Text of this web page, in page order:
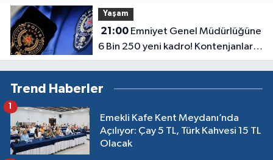
Yaşam
21:00Emniyet Genel Müdürlüğüne
6 Bin 250 yeni kadro! Kontenjanlar
belli oldu
Trend Haberler
Emekli Kafe Kent Meydanı’nda
Açılıyor: Çay 5 TL, Türk Kahvesi 15 TL
Olacak
1